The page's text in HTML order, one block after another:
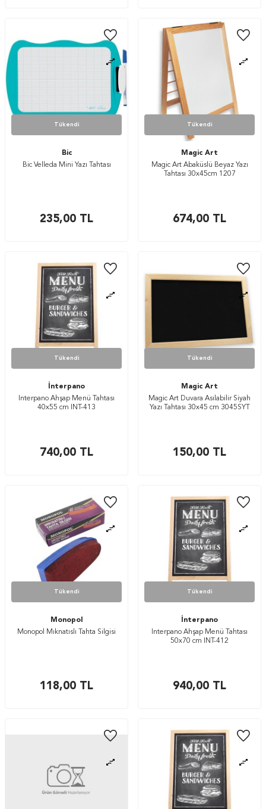
Tükendi
Bic
Bic Velleda Mini Yazı Tahtası
235,00 TL
Tükendi
Magic Art
Magic Art Abaküslü Beyaz Yazı
Tahtası 30x45cm 1207
674,00 TL
Tükendi
İnterpano
İnterpano Ahşap Menü Tahtası
40x55 cm INT-413
740,00 TL
Tükendi
Magic Art
Magic Art Duvara Asılabilir Siyah
Yazı Tahtası 30x45 cm 3045SYT
150,00 TL
Tükendi
Monopol
Monopol Mıknatıslı Tahta Silgisi
118,00 TL
Tükendi
İnterpano
İnterpano Ahşap Menü Tahtası
50x70 cm INT-412
940,00 TL